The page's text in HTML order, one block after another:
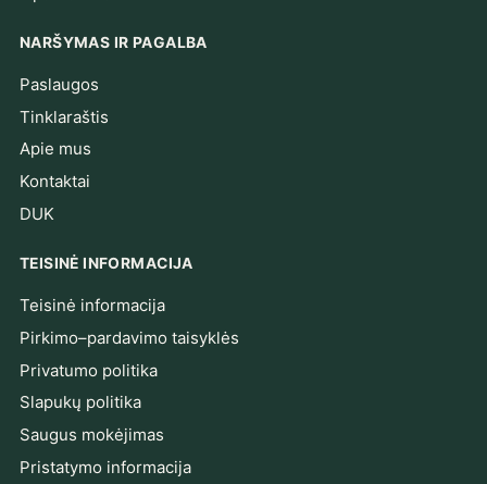
NARŠYMAS IR PAGALBA
Paslaugos
Tinklaraštis
Apie mus
Kontaktai
DUK
TEISINĖ INFORMACIJA
Teisinė informacija
Pirkimo–pardavimo taisyklės
Privatumo politika
Slapukų politika
Saugus mokėjimas
Pristatymo informacija